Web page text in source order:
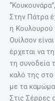
Στην Πάτρα
η Κουλουρού
Ουίλσον
έρχεται να
τη συνοδεία
καλό της στο
με τα
Στις Σέρρες